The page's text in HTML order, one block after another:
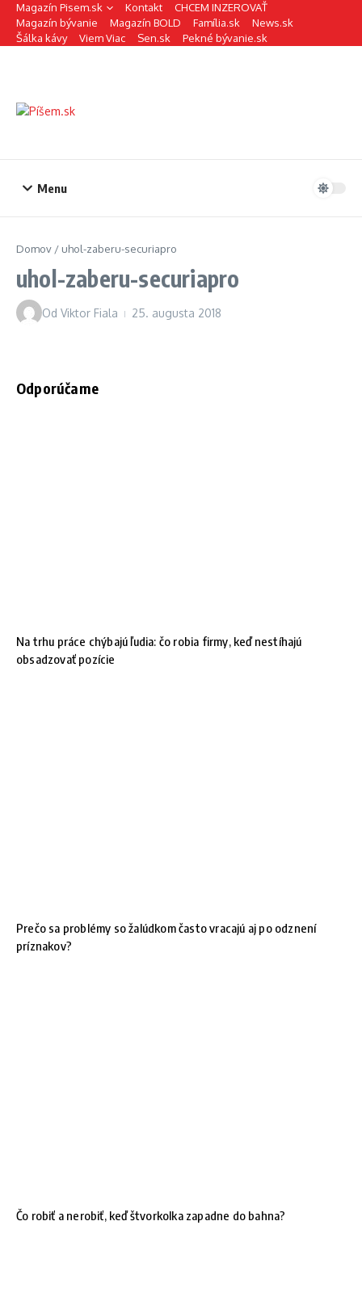
Preskočiť na obsah
Magazín Pisem.sk Kontakt
CHCEM INZEROVAŤ
Magazín bývanie
Magazín BOLD Família.sk
News.sk
Šálka kávy
Viem Viac Sen.sk Pekné bývanie.sk
Menu
Domov / uhol-zaberu-securiapro
uhol-zaberu-securiapro
Od Viktor Fiala 25. augusta 2018
Odporúčame
Na trhu práce chýbajú ľudia: čo robia firmy, keď nestíhajú
obsadzovať pozície
Prečo sa problémy so žalúdkom často vracajú aj po odznení
príznakov?
Čo robiť a nerobiť, keď štvorkolka zapadne do bahna?